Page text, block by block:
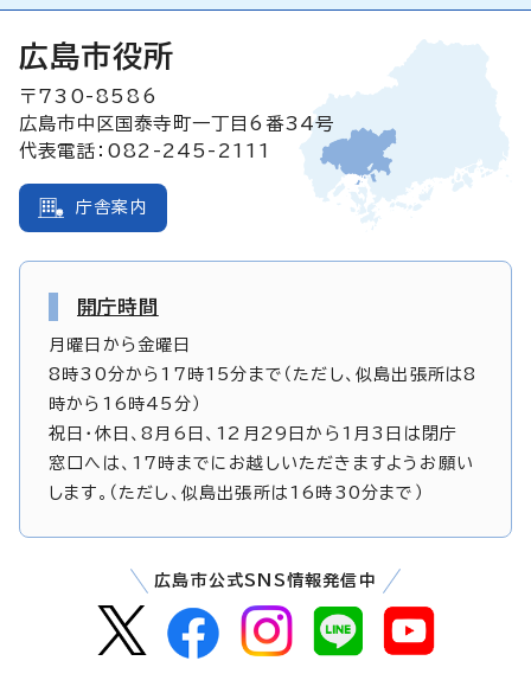
広島市役所
〒730-8586
広島市中区国泰寺町一丁目6番34号
代表電話：082-245-2111
庁舎案内
開庁時間
月曜日から金曜日
8時30分から17時15分まで（ただし、似島出張所は8
時から16時45分）
祝日・休日、8月6日、12月29日から1月3日は閉庁
窓口へは、17時までにお越しいただきますようお願い
します。（ただし、似島出張所は16時30分まで）
広島市公式SNS情報発信中